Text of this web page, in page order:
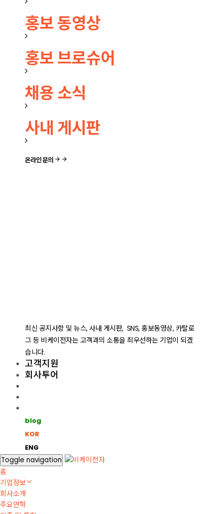
홍보 동영상
홍보 브로슈어
채용 소식
사내 게시판
온라인 문의
최신 공지사항 및 뉴스, 사내 게시판, SNS, 홍보동영상, 카탈로
그 등 비케이전자는 고객과의 소통을 최우선하는 기업이 되겠
습니다.
고객지원
회사투어
blog
KOR
ENG
Toggle navigation
홈
기업정보
회사소개
주요연혁